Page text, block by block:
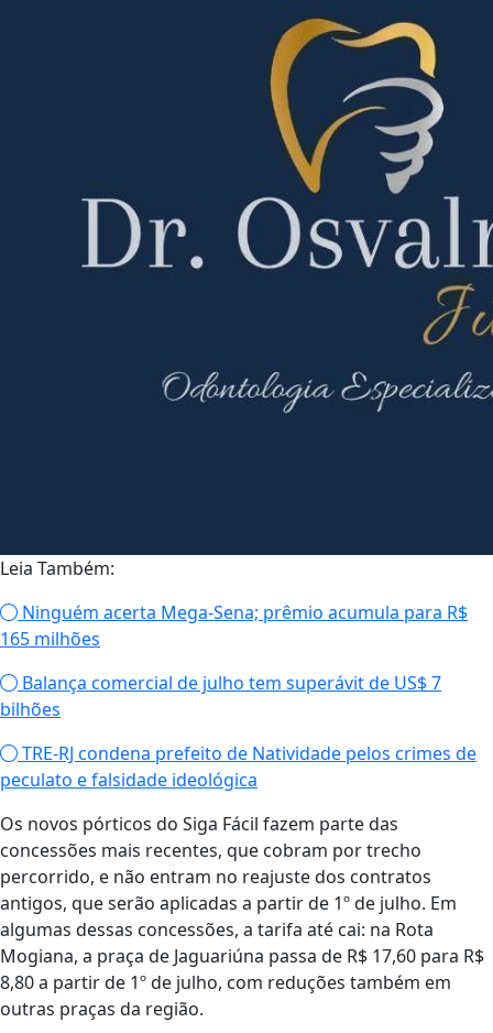
Leia Também:
Ninguém acerta Mega-Sena; prêmio acumula para R$
165 milhões
Balança comercial de julho tem superávit de US$ 7
bilhões
TRE-RJ condena prefeito de Natividade pelos crimes de
peculato e falsidade ideológica
Os novos pórticos do Siga Fácil fazem parte das
concessões mais recentes, que cobram por trecho
percorrido, e não entram no reajuste dos contratos
antigos, que serão aplicadas a partir de 1º de julho. Em
algumas dessas concessões, a tarifa até cai: na Rota
Mogiana, a praça de Jaguariúna passa de R$ 17,60 para R$
8,80 a partir de 1º de julho, com reduções também em
outras praças da região.